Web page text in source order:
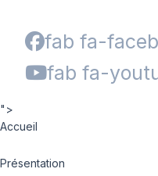
fab fa-
fab fa-
">
Accueil
Présentation